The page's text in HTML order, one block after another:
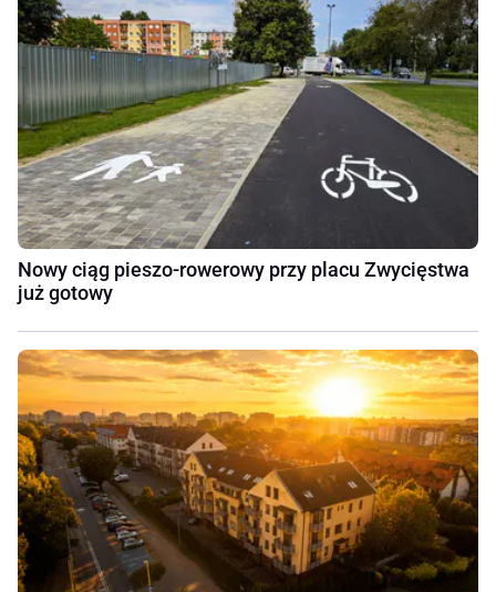
Nowy ciąg pieszo-rowerowy przy placu Zwycięstwa
już gotowy